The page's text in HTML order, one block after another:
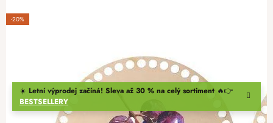
☀️ Letní výprodej začíná! Sleva až 30 % na celý sortiment 🔥👉
BESTSELLERY
-20%